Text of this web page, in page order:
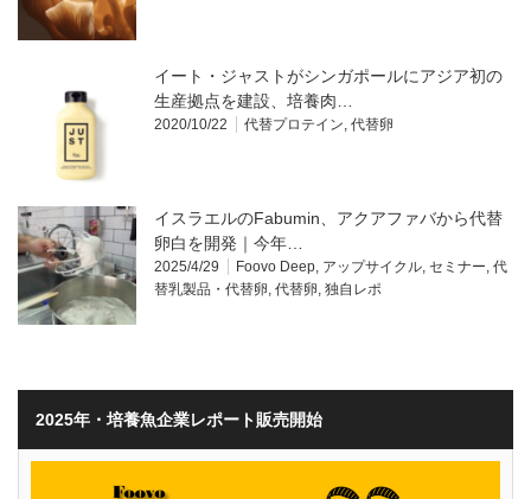
イート・ジャストがシンガポールにアジア初の
生産拠点を建設、培養肉…
2020/10/22 代替プロテイン 代替卵
イスラエルのFabumin、アクアファバから代替
卵白を開発｜今年…
2025/4/29 Foovo Deep アップサイクル セミナー 代
替乳製品・代替卵 代替卵 独自レポ
2025年・培養魚企業レポート販売開始